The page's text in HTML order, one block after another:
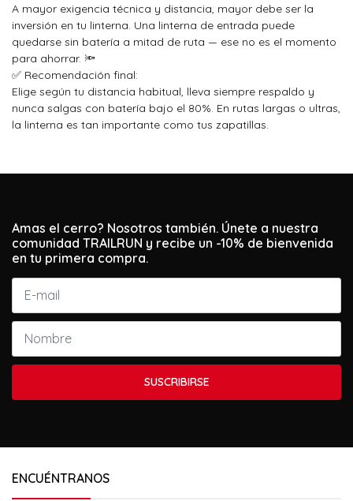
A mayor exigencia técnica y distancia, mayor debe ser la
inversión en tu linterna. Una linterna de entrada puede
quedarse sin batería a mitad de ruta — ese no es el momento
para ahorrar. 🔦
✅ Recomendación final:
Elige según tu distancia habitual, lleva siempre respaldo y
nunca salgas con batería bajo el 80%. En rutas largas o ultras,
la linterna es tan importante como tus zapatillas.
Amas el cerro? Nosotros también. Únete a nuestra
comunidad TRAILRUN y recibe un -10% de bienvenida
en tu primera compra.
SUSCRIBIRSE
ENCUÉNTRANOS